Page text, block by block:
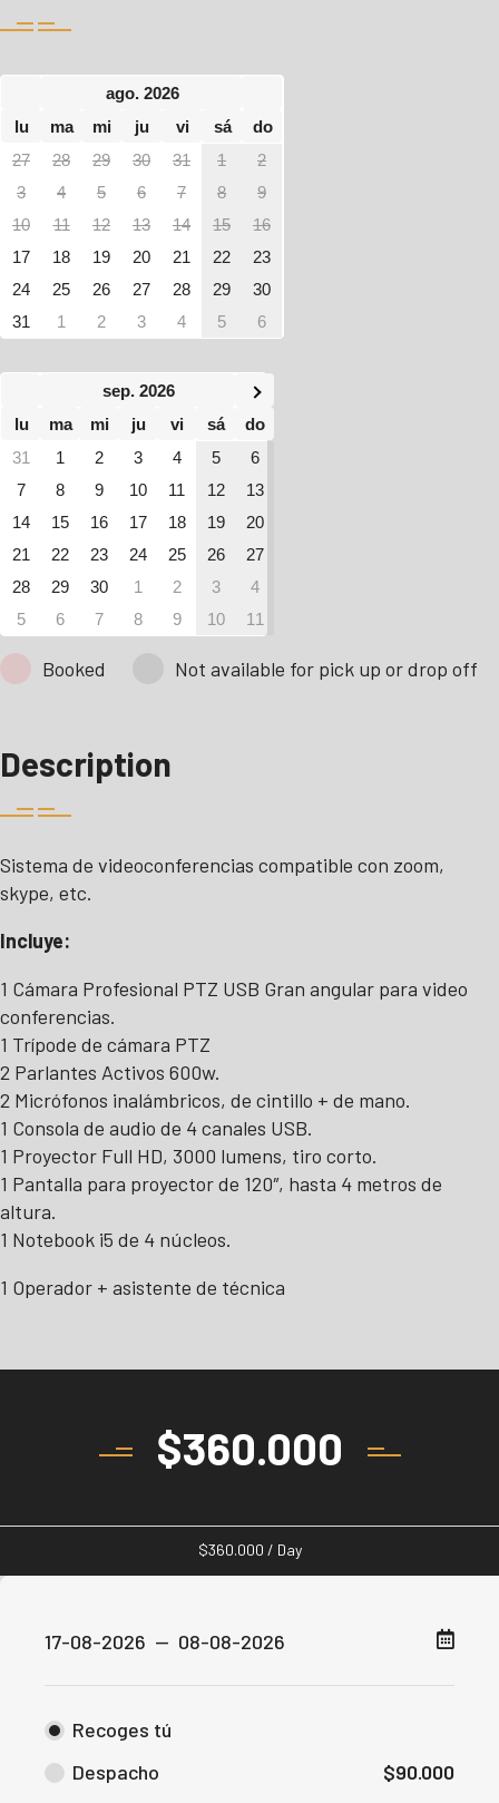
ago. 2026
lu
ma mi ju vi sá
do
27
28 29 30 31 1
2
3
4 5 6 7 8
9
10
11 12 13 14 15
16
17
18 19 20 21 22
23
24
25 26 27 28 29
30
31
1 2 3 4 5 6
sep. 2026
lu
ma mi ju vi sá
do
31
1 2 3 4 5
6
7
8 9 10 11 12
13
14
15 16 17 18 19
20
21
22 23 24 25 26
27
28
29 30 1 2 3
4
5
6 7 8 9 10 11
Booked Not available for pick up or drop off
Description
Sistema de videoconferencias compatible con zoom,
skype, etc.
Incluye:
1 Cámara Profesional PTZ USB Gran angular para video
conferencias.
1 Trípode de cámara PTZ
2 Parlantes Activos 600w.
2 Micrófonos inalámbricos, de cintillo + de mano.
1 Consola de audio de 4 canales USB.
1 Proyector Full HD, 3000 lumens, tiro corto.
1 Pantalla para proyector de 120″, hasta 4 metros de
altura.
1 Notebook i5 de 4 núcleos.
1 Operador + asistente de técnica
$360.000
$360.000 / Day
Recoges tú
Despacho
$90.000